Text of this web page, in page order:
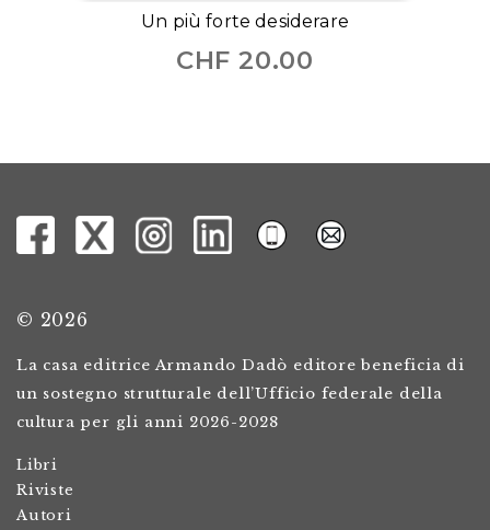
Un più forte desiderare
CHF 20.00
© 2026
La casa editrice Armando Dadò editore beneficia di
un sostegno strutturale dell’Ufficio federale della
cultura per gli anni 2026-2028
Libri
Riviste
Autori